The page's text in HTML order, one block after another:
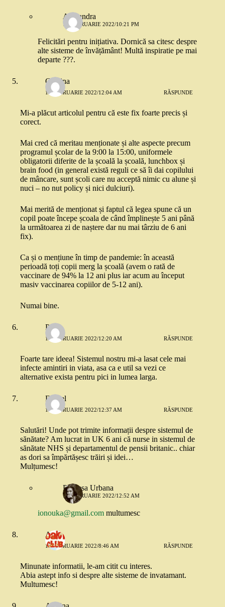
Alexandra
11 FEBRUARIE 2022/10:21 PM
Felicitări pentru inițiativa. Dornică sa citesc despre
alte sisteme de învățământ! Multă inspiratie pe mai
departe ???.
Cristina
11 FEBRUARIE 2022/12:04 AM RĂSPUNDE
Mi-a plăcut articolul pentru că este fix foarte precis și
corect.
Mai cred că meritau menționate și alte aspecte precum
programul școlar de la 9:00 la 15:00, uniformele
obligatorii diferite de la școală la școală, lunchbox și
brain food (in general există reguli ce să îi dai copilului
de mâncare, sunt școli care nu acceptă nimic cu alune și
nuci – no nut policy și nici dulciuri).
Mai merită de menționat și faptul că legea spune că un
copil poate începe școala de când împlinește 5 ani până
la următoarea zi de naștere dar nu mai târziu de 6 ani
fix).
Ca și o mențiune în timp de pandemie: în această
perioadă toți copii merg la școală (avem o rată de
vaccinare de 94% la 12 ani plus iar acum au început
masiv vaccinarea copiilor de 5-12 ani).
Numai bine.
Pyro
11 FEBRUARIE 2022/12:20 AM RĂSPUNDE
Foarte tare ideea! Sistemul nostru mi-a lasat cele mai
infecte amintiri in viata, asa ca e util sa vezi ce
alternative exista pentru pici in lumea larga.
Daniel
11 FEBRUARIE 2022/12:37 AM RĂSPUNDE
Salutări! Unde pot trimite informații despre sistemul de
sănătate? Am lucrat in UK 6 ani că nurse in sistemul de
sănătate NHS și departamentul de pensii britanic.. chiar
as dori sa împărtășesc trăiri și idei…
Mulțumesc!
Printesa Urbana
11 FEBRUARIE 2022/12:52 AM
ionouka@gmail.com multumesc
Alina
11 FEBRUARIE 2022/8:46 AM RĂSPUNDE
Minunate informatii, le-am citit cu interes.
Abia astept info si despre alte sisteme de invatamant.
Multumesc!